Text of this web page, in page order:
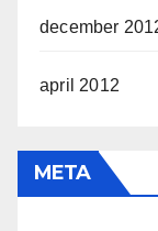
december
april 2012
META